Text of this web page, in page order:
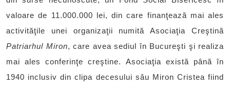
valoare de 11.000.000 lei, din care finanţează mai ales
activităţile unei organizaţii numită Asociaţia Creştină
Patriarhul Miron, care avea sediul în Bucureşti şi realiza
mai ales conferinţe creştine. Asociaţia există până în
1940 inclusiv din clipa decesului său Miron Cristea fiind